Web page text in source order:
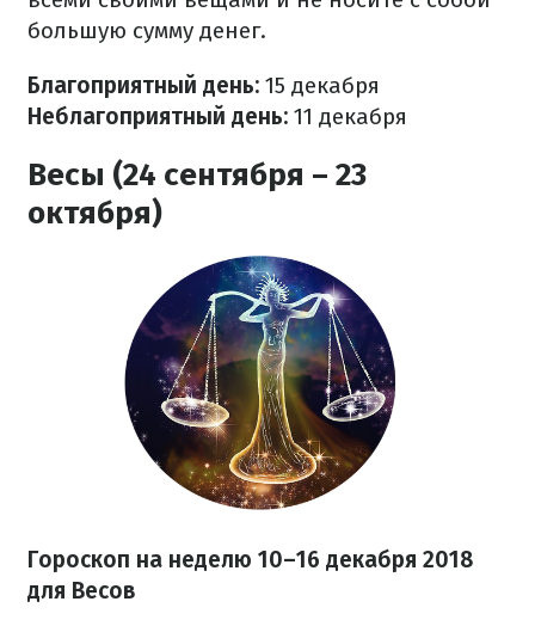
большую сумму денег.
Благоприятный день: 15 декабря
Неблагоприятный день: 11 декабря
Весы (24 сентября – 23
октября)
Гороскоп на неделю 10–16 декабря 2018
для Весов